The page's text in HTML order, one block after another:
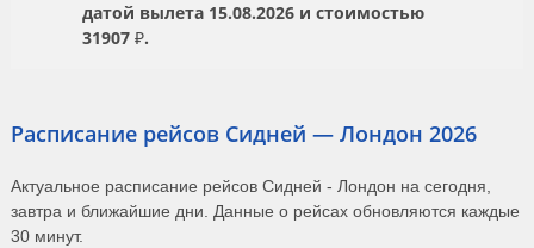
датой вылета 15.08.2026 и стоимостью
31907 ₽.
Расписание рейсов Сидней — Лондон 2026
Актуальное расписание рейсов Сидней - Лондон на сегодня,
завтра и ближайшие дни. Данные о рейсах обновляются каждые
30 минут.